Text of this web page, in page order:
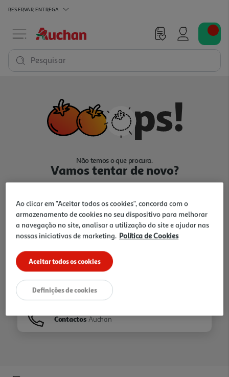
RESERVAR ENTREGA
Pesquisar
Não temos o que procura.
Vamos tentar de novo?
Ir para Homepage
Folhetos
Contactos Auchan
Ao clicar em "Aceitar todos os cookies", concorda com o
armazenamento de cookies no seu dispositivo para melhorar
a navegação no site, analisar a utilização do site e ajudar nas
nossas iniciativas de marketing. Política de Cookies
Aceitar todos os cookies
Definições de cookies